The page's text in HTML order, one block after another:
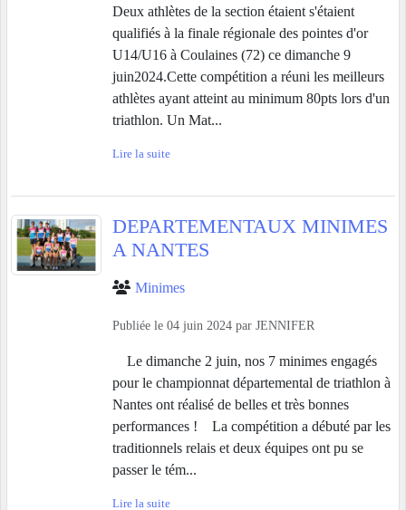
Deux athlètes de la section étaient s'étaient
qualifiés à la finale régionale des pointes d'or
U14/U16 à Coulaines (72) ce dimanche 9
juin2024.Cette compétition a réuni les meilleurs
athlètes ayant atteint au minimum 80pts lors d'un
triathlon. Un Mat...
Lire la suite
DEPARTEMENTAUX MINIMES
A NANTES
Minimes
Publiée le 04 juin 2024 par JENNIFER
Le dimanche 2 juin, nos 7 minimes engagés
pour le championnat départemental de triathlon à
Nantes ont réalisé de belles et très bonnes
performances ! La compétition a débuté par les
traditionnels relais et deux équipes ont pu se
passer le tém...
Lire la suite